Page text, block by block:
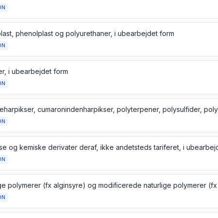
phenolplast og polyurethaner, i ubearbejdet form
i ubearbejdet form
og kemiske derivater deraf, ikke andetsteds tariferet, i